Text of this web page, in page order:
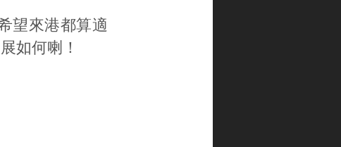
望來港都算適
如何喇！